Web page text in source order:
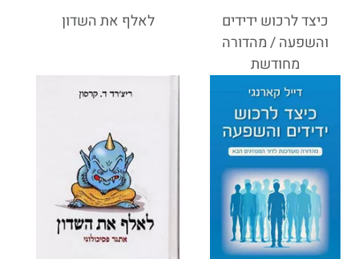
כיצד לרכוש ידידים
והשפעה / מהדורה
מחודשת
לאלף את השדון